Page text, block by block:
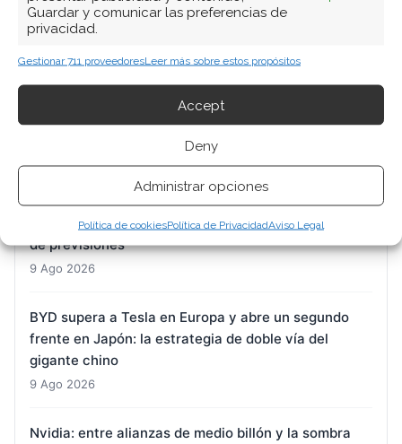
Guardar y comunicar las preferencias de
privacidad.
Gestionar 711 proveedoresLeer más sobre estos propósitos
Accept
Deny
Administrar opciones
Política de cookiesPolítica de PrivacidadAviso Legal
BUSCAR
ARTÍCULOS RECIENTES
DroneShield: la gran banca irrumpe en el
accionariado mientras el mercado digiere el recorte
de previsiones
9 Ago 2026
BYD supera a Tesla en Europa y abre un segundo
frente en Japón: la estrategia de doble vía del
gigante chino
9 Ago 2026
Nvidia: entre alianzas de medio billón y la sombra